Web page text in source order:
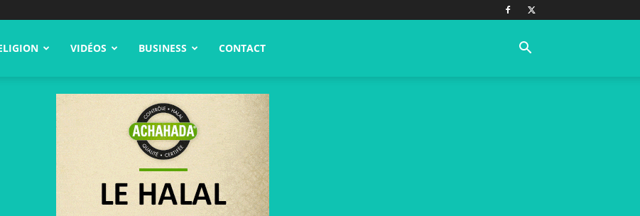
VIDÉOS BUSINESS CONTACT